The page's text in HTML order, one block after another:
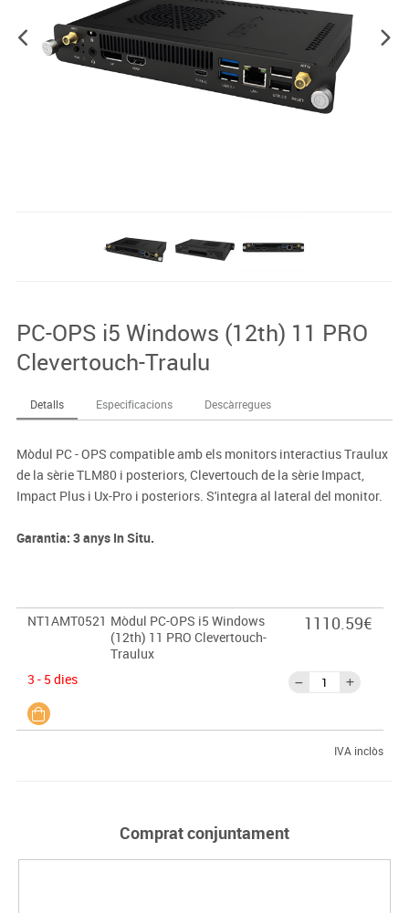
PC-OPS i5 Windows (12th) 11 PRO
Clevertouch-Traulu
Detalls Especificacions Descàrregues
Mòdul PC - OPS compatible amb els monitors interactius Traulux
de la sèrie TLM80 i posteriors, Clevertouch de la sèrie Impact,
Impact Plus i Ux-Pro i posteriors. S'integra al lateral del monitor.
Garantia: 3 anys In Situ.
NT1AMT0521 Mòdul PC-OPS i5 Windows
(12th) 11 PRO Clevertouch-
Traulux
3 - 5 dies
1110.59€
IVA inclòs
Comprat conjuntament